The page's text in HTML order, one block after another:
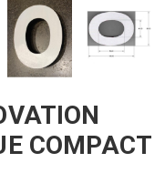
COMPACT